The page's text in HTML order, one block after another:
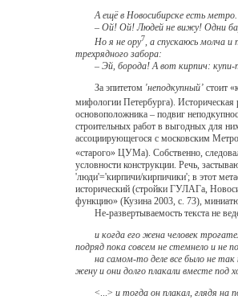
А ещё в Новосибирске есть
– Ой! Ой! Людей не вижу! Одни
Но я не ору7, а спускаюсь молча
трехрядного забора:
– Эй, борода! А вот кирпич: купи-
За эпитетом 'неподкупный’ стоит
мифологии Петербурга). Историческая
основоположника – подвиг
строительных работ в выгодных для
ассоциирующегося с московским
«старого» ЦУМа). Собственно,
условности конструкции. Речь,
'люди'='кирпичи/кирпичики'; в этот
исторический (стройки ГУЛАГа,
функцию» (Кузина 2003, с. 73),
Не-развертываемость текста не
и когда его жена человек
подряд пока совсем не стемнело и не
на самом-то деле все было не так
жену и они долго плакали вместе под
<...> и тогда он плакал, глядя на